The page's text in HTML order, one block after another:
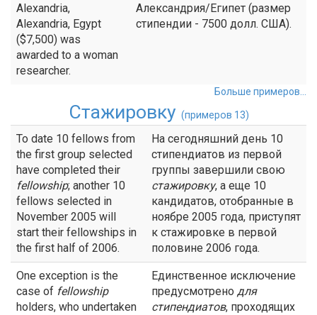
Alexandria,
Alexandria, Egypt
($7,500) was
awarded to a woman
researcher.
Александрия/Египет (размер
стипендии - 7500 долл. США).
Больше примеров...
Стажировку (примеров 13)
To date 10 fellows from
the first group selected
have completed their
fellowship; another 10
fellows selected in
November 2005 will
start their fellowships in
the first half of 2006.
На сегодняшний день 10
стипендиатов из первой
группы завершили свою
стажировку, а еще 10
кандидатов, отобранные в
ноябре 2005 года, приступят
к стажировке в первой
половине 2006 года.
One exception is the
case of fellowship
holders, who undertaken
Единственное исключение
предусмотрено для
стипендиатов, проходящих